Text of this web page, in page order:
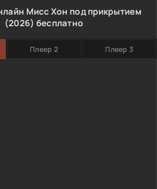
Мисс Хон под прикрытием
(2026) бесплатно
Плеер 2 Плеер 3